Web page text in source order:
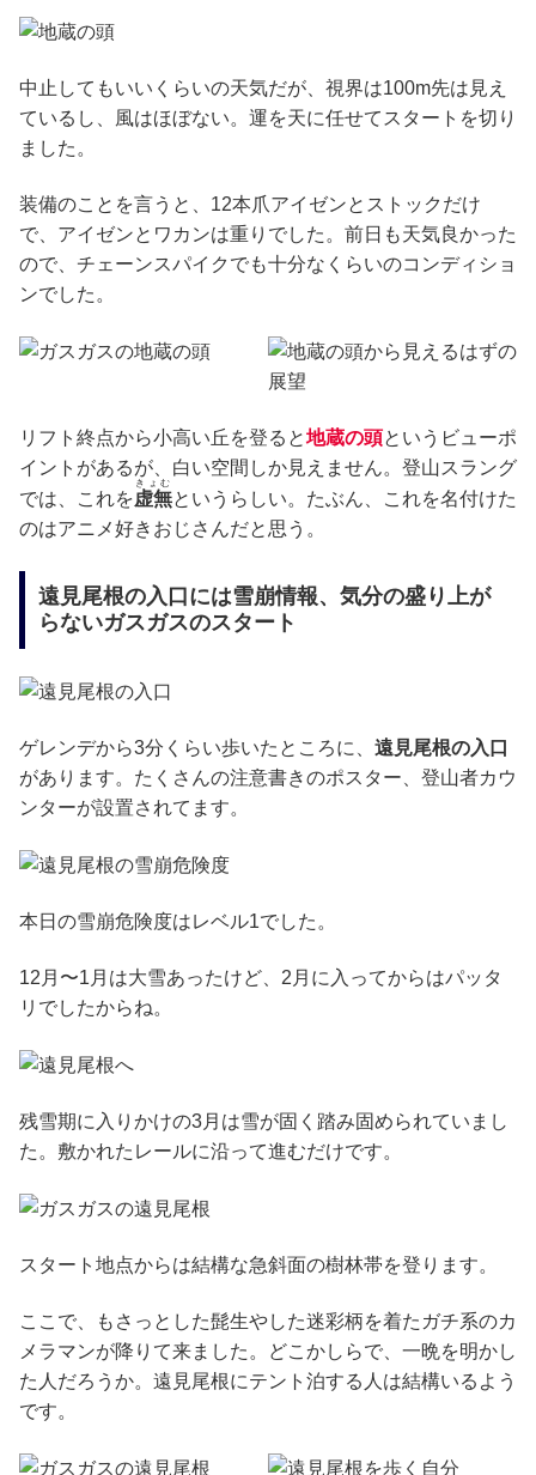
中止してもいいくらいの天気だが、視界は100m先は見え
ているし、風はほぼない。運を天に任せてスタートを切り
ました。
装備のことを言うと、12本爪アイゼンとストックだけ
で、アイゼンとワカンは重りでした。前日も天気良かった
ので、チェーンスパイクでも十分なくらいのコンディショ
ンでした。
リフト終点から小高い丘を登ると地蔵の頭というビューポ
イントがあるが、白い空間しか見えません。登山スラング
では、これを虚無
きょむ
というらしい。たぶん、これを名付けた
のはアニメ好きおじさんだと思う。
遠見尾根の入口には雪崩情報、気分の盛り上が
らないガスガスのスタート
ゲレンデから3分くらい歩いたところに、 遠見尾根の入口
があります。たくさんの注意書きのポスター、登山者カウ
ンターが設置されてます。
本日の雪崩危険度はレベル1でした。
12月〜1月は大雪あったけど、2月に入ってからはパッタ
リでしたからね。
残雪期に入りかけの3月は雪が固く踏み固められていまし
た。敷かれたレールに沿って進むだけです。
スタート地点からは結構な急斜面の樹林帯を登ります。
ここで、もさっとした髭生やした迷彩柄を着たガチ系のカ
メラマンが降りて来ました。どこかしらで、一晩を明かし
た人だろうか。遠見尾根にテント泊する人は結構いるよう
です。